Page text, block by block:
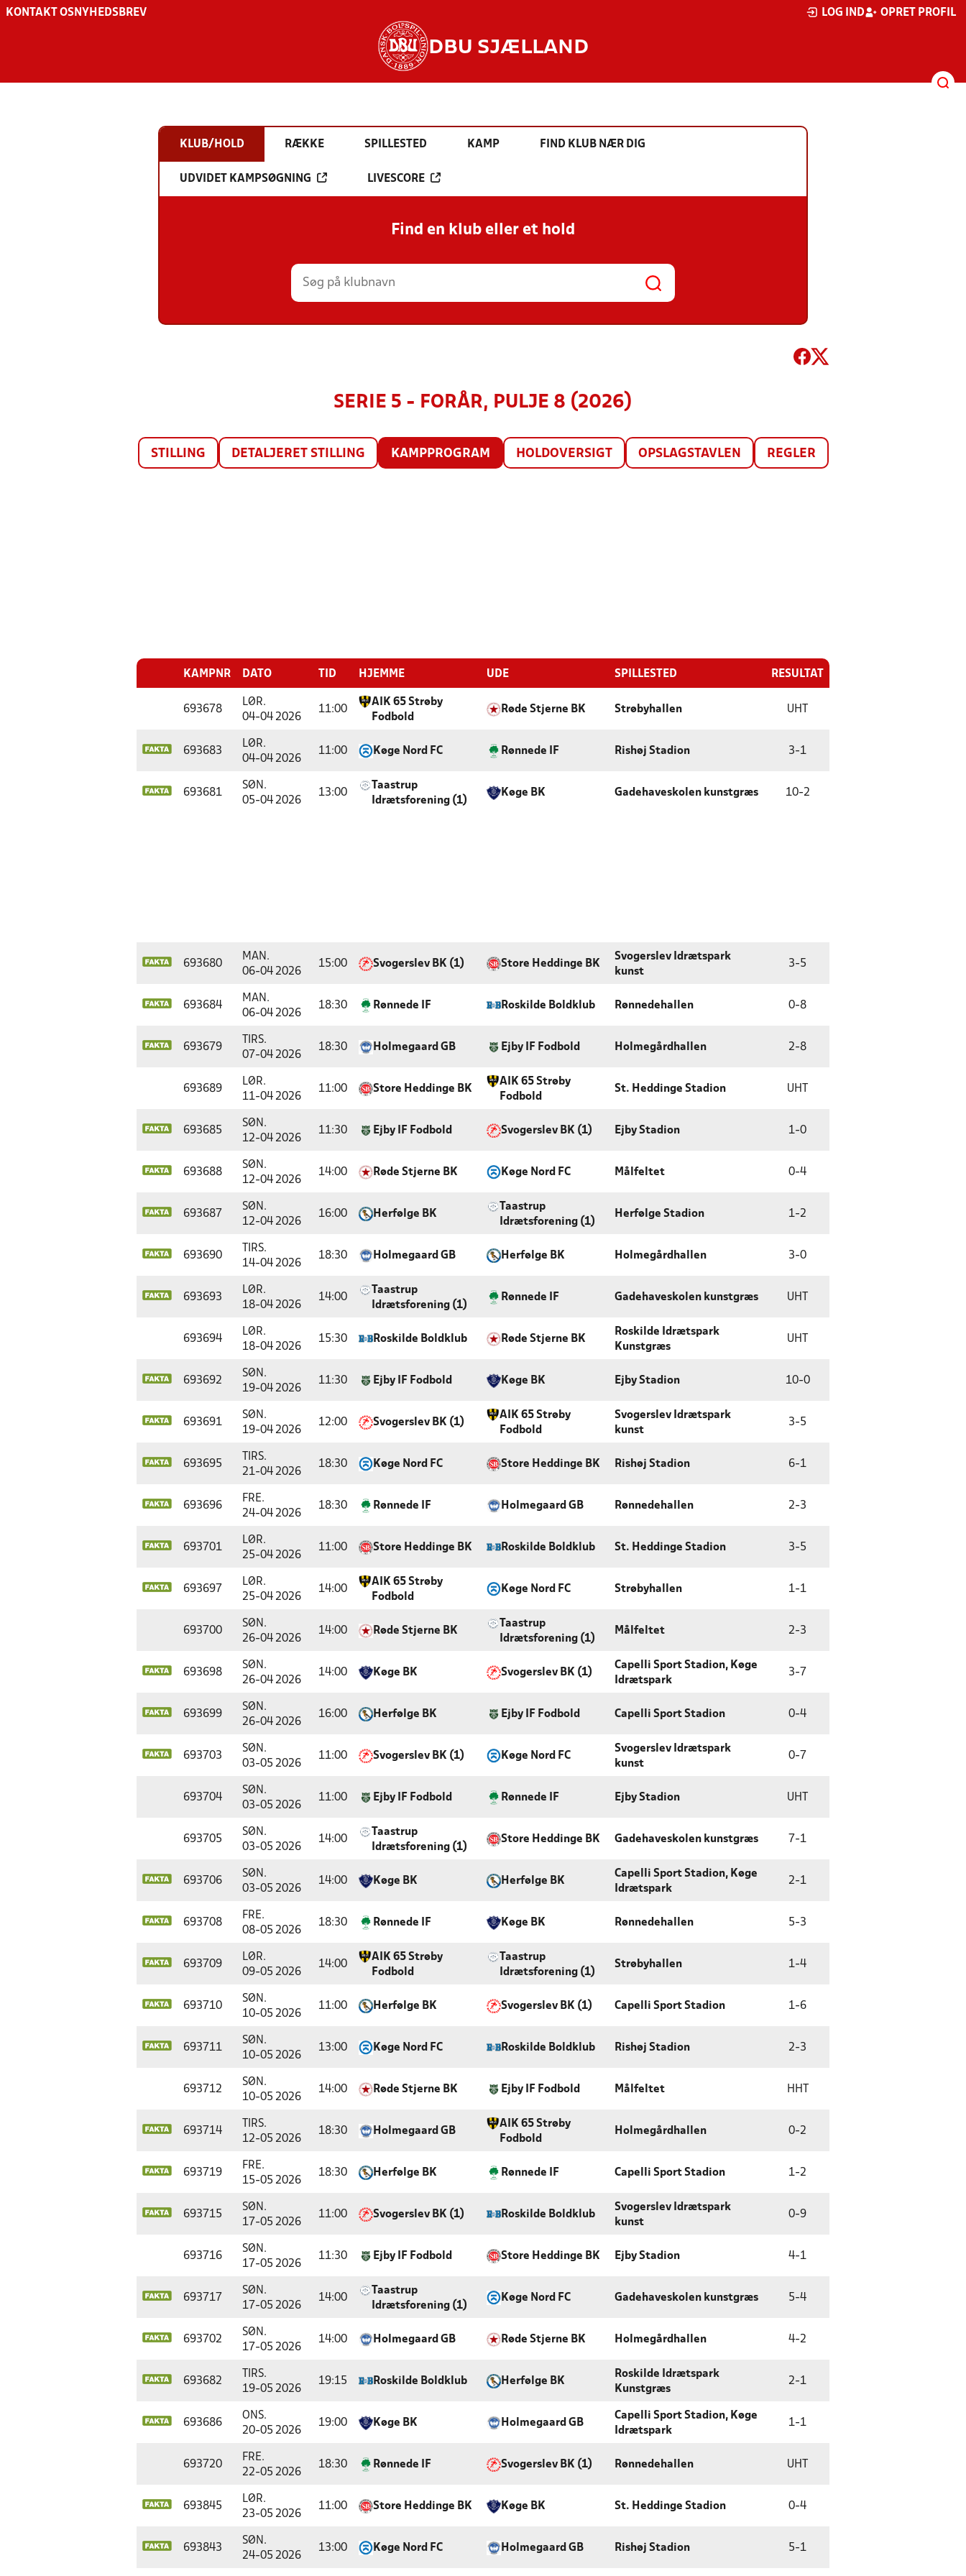
KONTAKT OS NYHEDSBREV LOG IND OPRET PROFIL
DBU SJÆLLAND
KLUB/HOLD RÆKKE SPILLESTED KAMP FIND KLUB NÆR DIG
UDVIDET KAMPSØGNING LIVESCORE
Find en klub eller et hold
SERIE 5 - FORÅR, PULJE 8 (2026)
STILLING DETALJERET STILLING KAMPPROGRAM HOLDOVERSIGT OPSLAGSTAVLEN REGLER
KAMPNR DATO TID HJEMME UDE SPILLESTED RESULTAT
693678
LØR.
04-04 2026
11:00
AIK 65 Strøby
Fodbold
Røde Stjerne BK Strøbyhallen UHT
693683
LØR.
04-04 2026
11:00 Køge Nord FC Rønnede IF Rishøj Stadion 3-1
693681
SØN.
05-04 2026
13:00
Taastrup
Idrætsforening (1)
Køge BK Gadehaveskolen kunstgræs 10-2
693680
MAN.
06-04 2026
15:00 Svogerslev BK (1) Store Heddinge BK
Svogerslev Idrætspark
kunst
3-5
693684
MAN.
06-04 2026
18:30 Rønnede IF Roskilde Boldklub Rønnedehallen 0-8
693679
TIRS.
07-04 2026
18:30 Holmegaard GB Ejby IF Fodbold Holmegårdhallen 2-8
693689
LØR.
11-04 2026
11:00 Store Heddinge BK
AIK 65 Strøby
Fodbold
St. Heddinge Stadion UHT
693685
SØN.
12-04 2026
11:30 Ejby IF Fodbold Svogerslev BK (1) Ejby Stadion 1-0
693688
SØN.
12-04 2026
14:00 Røde Stjerne BK Køge Nord FC Målfeltet 0-4
693687
SØN.
12-04 2026
16:00 Herfølge BK
Taastrup
Idrætsforening (1)
Herfølge Stadion 1-2
693690
TIRS.
14-04 2026
18:30 Holmegaard GB Herfølge BK Holmegårdhallen 3-0
693693
LØR.
18-04 2026
14:00
Taastrup
Idrætsforening (1)
Rønnede IF Gadehaveskolen kunstgræs UHT
693694
LØR.
18-04 2026
15:30 Roskilde Boldklub Røde Stjerne BK
Roskilde Idrætspark
Kunstgræs
UHT
693692
SØN.
19-04 2026
11:30 Ejby IF Fodbold Køge BK Ejby Stadion 10-0
693691
SØN.
19-04 2026
12:00 Svogerslev BK (1)
AIK 65 Strøby
Fodbold
Svogerslev Idrætspark
kunst
3-5
693695
TIRS.
21-04 2026
18:30 Køge Nord FC Store Heddinge BK Rishøj Stadion 6-1
693696
FRE.
24-04 2026
18:30 Rønnede IF Holmegaard GB Rønnedehallen 2-3
693701
LØR.
25-04 2026
11:00 Store Heddinge BK Roskilde Boldklub St. Heddinge Stadion 3-5
693697
LØR.
25-04 2026
14:00
AIK 65 Strøby
Fodbold
Køge Nord FC Strøbyhallen 1-1
693700
SØN.
26-04 2026
14:00 Røde Stjerne BK
Taastrup
Idrætsforening (1)
Målfeltet 2-3
693698
SØN.
26-04 2026
14:00 Køge BK Svogerslev BK (1)
Capelli Sport Stadion, Køge
Idrætspark
3- 7
693699
SØN.
26-04 2026
16:00 Herfølge BK Ejby IF Fodbold Capelli Sport Stadion 0-4
693703
SØN.
03-05 2026
11:00 Svogerslev BK (1) Køge Nord FC
Svogerslev Idrætspark
kunst
0- 7
693704
SØN.
03-05 2026
11:00 Ejby IF Fodbold Rønnede IF Ejby Stadion UHT
693705
SØN.
03-05 2026
14:00
Taastrup
Idrætsforening (1)
Store Heddinge BK Gadehaveskolen kunstgræs 7 -1
693706
SØN.
03-05 2026
14:00 Køge BK Herfølge BK
Capelli Sport Stadion, Køge
Idrætspark
2-1
693708
FRE.
08-05 2026
18:30 Rønnede IF Køge BK Rønnedehallen 5-3
693709
LØR.
09-05 2026
14:00
AIK 65 Strøby
Fodbold
Taastrup
Idrætsforening (1)
Strøbyhallen 1-4
693710
SØN.
10-05 2026
11:00 Herfølge BK Svogerslev BK (1) Capelli Sport Stadion 1-6
693711
SØN.
10-05 2026
13:00 Køge Nord FC Roskilde Boldklub Rishøj Stadion 2-3
693712
SØN.
10-05 2026
14:00 Røde Stjerne BK Ejby IF Fodbold Målfeltet HHT
693714
TIRS.
12-05 2026
18:30 Holmegaard GB
AIK 65 Strøby
Fodbold
Holmegårdhallen 0-2
693719
FRE.
15-05 2026
18:30 Herfølge BK Rønnede IF Capelli Sport Stadion 1-2
693715
SØN.
17-05 2026
11:00 Svogerslev BK (1) Roskilde Boldklub
Svogerslev Idrætspark
kunst
0-9
693716
SØN.
17-05 2026
11:30 Ejby IF Fodbold Store Heddinge BK Ejby Stadion 4-1
693717
SØN.
17-05 2026
14:00
Taastrup
Idrætsforening (1)
Køge Nord FC Gadehaveskolen kunstgræs 5-4
693702
SØN.
17-05 2026
14:00 Holmegaard GB Røde Stjerne BK Holmegårdhallen 4-2
693682
TIRS.
19-05 2026
19:15 Roskilde Boldklub Herfølge BK
Roskilde Idrætspark
Kunstgræs
2-1
693686
ONS.
20-05 2026
19:00 Køge BK Holmegaard GB
Capelli Sport Stadion, Køge
Idrætspark
1-1
693720
FRE.
22-05 2026
18:30 Rønnede IF Svogerslev BK (1) Rønnedehallen UHT
693845
LØR.
23-05 2026
11:00 Store Heddinge BK Køge BK St. Heddinge Stadion 0-4
693843
SØN.
24-05 2026
13:00 Køge Nord FC Holmegaard GB Rishøj Stadion 5-1